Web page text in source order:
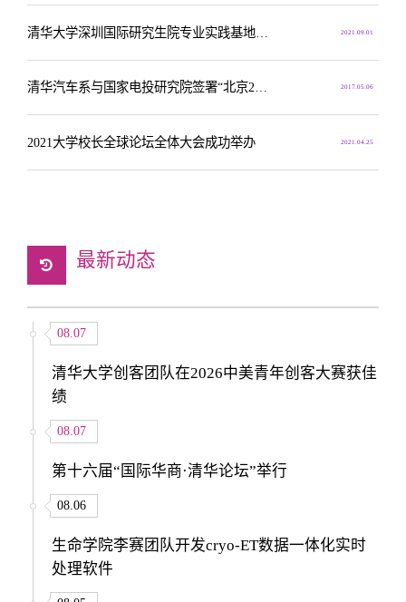
2021.09.01
2017.05.06
清华汽车系与国家电投研究院签署“北京2022冬奥氢能交通”合作意向书
2021.04.25
2021大学校长全球论坛全体大会成功举办
最新动态
08.07
清华大学创客团队在2026中美青年创客大赛获佳
绩
08.07
第十六届“国际华商·清华论坛”举行
08.06
生命学院李赛团队开发cryo-ET数据一体化实时
处理软件